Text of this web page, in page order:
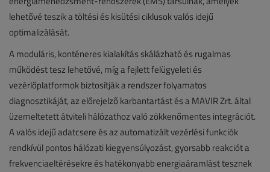
lehetővé teszik a töltési és kisütési ciklusok valós idejű
optimalizálását.
A moduláris, konténeres kialakítás skálázható és rugalmas
működést tesz lehetővé, míg a fejlett felügyeleti és
vezérlőplatformok biztosítják a rendszer folyamatos
diagnosztikáját, az előrejelző karbantartást és a MAVIR Zrt. által
üzemeltetett átviteli hálózathoz való zökkenőmentes integrációt.
A valós idejű adatcsere és az automatizált vezérlési funkciók
rendkívül pontos hálózati kiegyensúlyozást, gyorsabb reakciót a
frekvenciaeltérésekre és hatékonyabb energiaáramlást tesznek